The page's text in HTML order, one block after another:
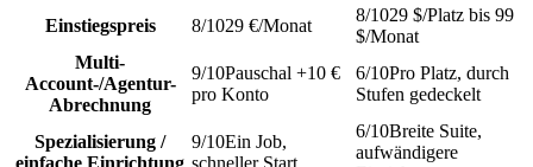
Einstiegspreis
8/1029 €/Monat
8/1029 $/Platz bis 99
$/Monat
Multi-
Account-/Agentur-
Abrechnung
9/10Pauschal +10 €
pro Konto
6/10Pro Platz, durch
Stufen gedeckelt
Spezialisierung /
einfache Einrichtung
9/10Ein Job,
schneller Start
6/10Breite Suite,
aufwändigere